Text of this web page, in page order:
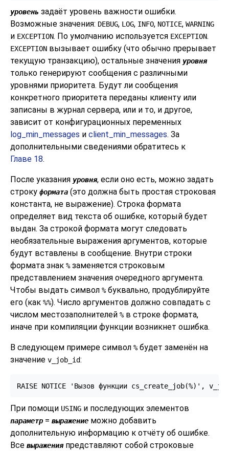
уровень задаёт уровень важности ошибки.
Возможные значения: DEBUG, LOG, INFO, NOTICE, WARNING
и EXCEPTION. По умолчанию используется EXCEPTION.
EXCEPTION вызывает ошибку (что обычно прерывает
текущую транзакцию), остальные значения уровня
только генерируют сообщения с различными
уровнями приоритета. Будут ли сообщения
конкретного приоритета переданы клиенту или
записаны в журнал сервера, или и то, и другое,
зависит от конфигурационных переменных
log_min_messages и client_min_messages. За
дополнительными сведениями обратитесь к
Главе 18.
После указания уровня, если оно есть, можно задать
строку формата (это должна быть простая строковая
константа, не выражение). Строка формата
определяет вид текста об ошибке, который будет
выдан. За строкой формата могут следовать
необязательные выражения аргументов, которые
будут вставлены в сообщение. Внутри строки
формата знак %заменяется строковым
представлением значения очередного аргумента.
Чтобы выдать символ %буквально, продублируйте
его (как %%). Число аргументов должно совпадать с
числом местозаполнителей %в строке формата,
иначе при компиляции функции возникнет ошибка.
В следующем примере символ %будет заменён на
значение v_job_id:
RAISE NOTICE 'Вызов функции cs_create_job(%)',
При помощи USING и последующих элементов
параметр = выражение можно добавить
дополнительную информацию к отчёту об ошибке.
Все выраженияпредставляют собой строковые